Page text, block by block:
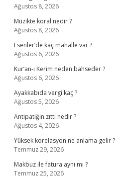
Ağustos 8, 2026
Müzikte koral nedir ?
Ağustos 8, 2026
Esenler’de kaç mahalle var ?
Ağustos 6, 2026
Kur’an-ı Kerim neden bahseder ?
Ağustos 6, 2026
Ayakkabıda vergi kaç ?
Ağustos 5, 2026
Antipatiğin zıttı nedir ?
Ağustos 4, 2026
Yüksek korelasyon ne anlama gelir ?
Temmuz 29, 2026
Makbuz ile fatura aynı mı ?
Temmuz 25, 2026